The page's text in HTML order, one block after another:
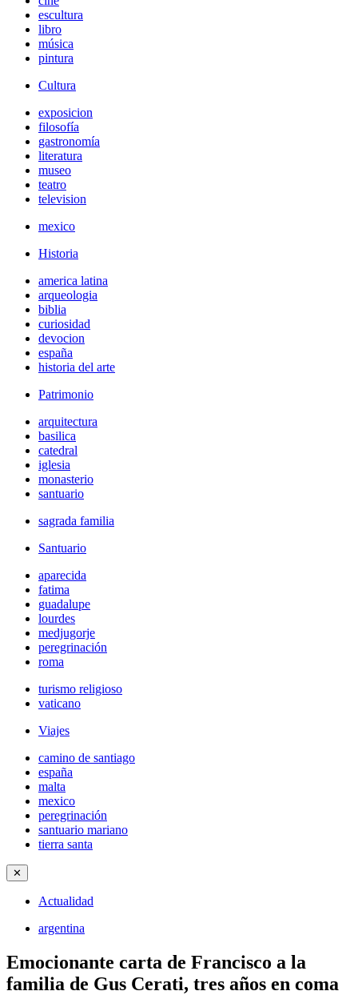
escultura
libro
música
pintura
Cultura
exposicion
filosofía
gastronomía
literatura
museo
teatro
television
mexico
Historia
america latina
arqueologia
biblia
curiosidad
devocion
españa
historia del arte
Patrimonio
arquitectura
basilica
catedral
iglesia
monasterio
santuario
sagrada familia
Santuario
aparecida
fatima
guadalupe
lourdes
medjugorje
peregrinación
roma
turismo religioso
vaticano
Viajes
camino de santiago
españa
malta
mexico
peregrinación
santuario mariano
tierra santa
✕
Actualidad
argentina
Emocionante carta de Francisco a la
familia de Gus Cerati, tres años en coma